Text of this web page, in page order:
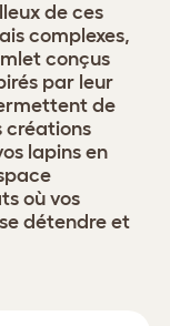
de ces
complexes,
conçus
par leur
de
créations
lapins en
où vos
détendre et